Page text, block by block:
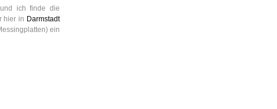
ich finde die
hier in Darmstadt
ein